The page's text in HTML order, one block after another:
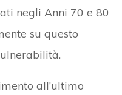
negli Anni 70 e 80
su questo
all’ultimo